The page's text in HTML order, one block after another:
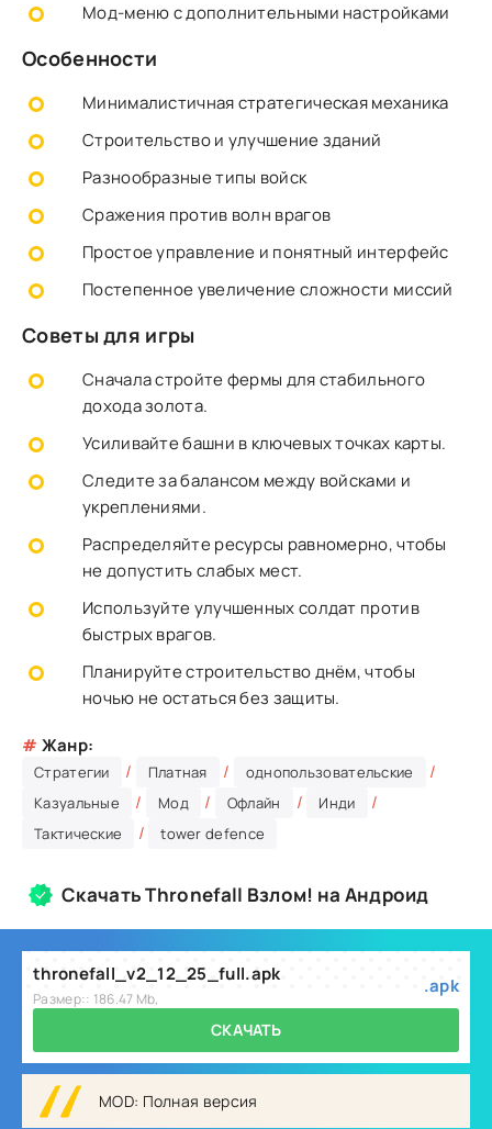
Мод-меню с дополнительными настройками
Особенности
Минималистичная стратегическая механика
Строительство и улучшение зданий
Разнообразные типы войск
Сражения против волн врагов
Простое управление и понятный интерфейс
Постепенное увеличение сложности миссий
Советы для игры
Сначала стройте фермы для стабильного
дохода золота.
Усиливайте башни в ключевых точках карты.
Следите за балансом между войсками и
укреплениями.
Распределяйте ресурсы равномерно, чтобы
не допустить слабых мест.
Используйте улучшенных солдат против
быстрых врагов.
Планируйте строительство днём, чтобы
ночью не остаться без защиты.
# Жанр:
Стратегии / Платная / однопользовательские /
Казуальные / Мод / Офлайн / Инди /
Тактические / tower defence
Скачать Thronefall Взлом! на Андроид
thronefall_v2_12_25_full.apk
Размер:: 186.47 Mb,
.apk
СКАЧАТЬ
MOD: Полная версия